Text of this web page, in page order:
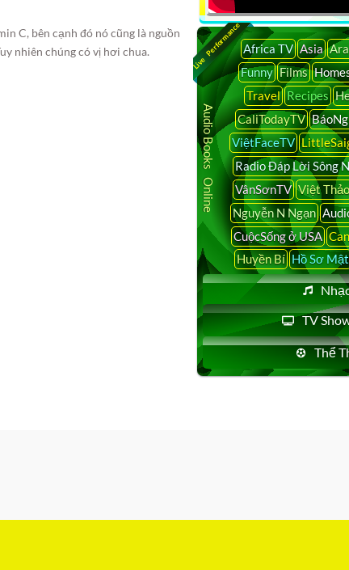
C, bên cạnh đó nó cũng là nguồn
nhiên chúng có vị hơi chua.
Live PerformanceAfrica TV Asia
Funny Films
Travel Recipes
CaliTodayTV
ViệtFaceTV
Radio Đáp Lời Sông
VânSơnTV Việt Thảo
Nguyễn N Ngạn
CuộcSống ở USA
Huyền Bí Hồ Sơ Mật
TV
Thể
Audio Books Online